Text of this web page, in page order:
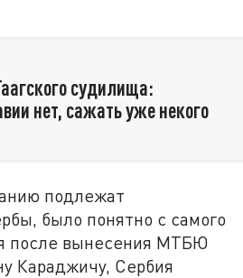
судилища:
нет, сажать уже некого
подлежат
было понятно с самого
после вынесения МТБЮ
Караджичу, Сербия